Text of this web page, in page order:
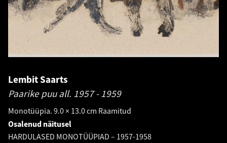
Lembit Saarts
Paarike puu all. 1957 - 1959
Monotüüpia. 9.0 × 13.0 cm Raamitud
Osalenud näitusel
HARDULASED MONOTÜÜPIAD – 1957-1958